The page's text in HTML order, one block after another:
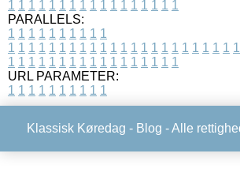
1 1 1 1 1 1 1 1 1 1 1 1 1 1 1 1 1
PARALLELS:
1 1 1 1 1 1 1 1 1 1
1 1 1 1 1 1 1 1 1 1 1 1 1 1 1 1 1 1 1 1 1 1 1
1 1 1 1 1 1 1 1 1 1 1 1 1 1 1 1 1
URL PARAMETER:
1 1 1 1 1 1 1 1 1 1
Klassisk Køredag - Blog - Alle